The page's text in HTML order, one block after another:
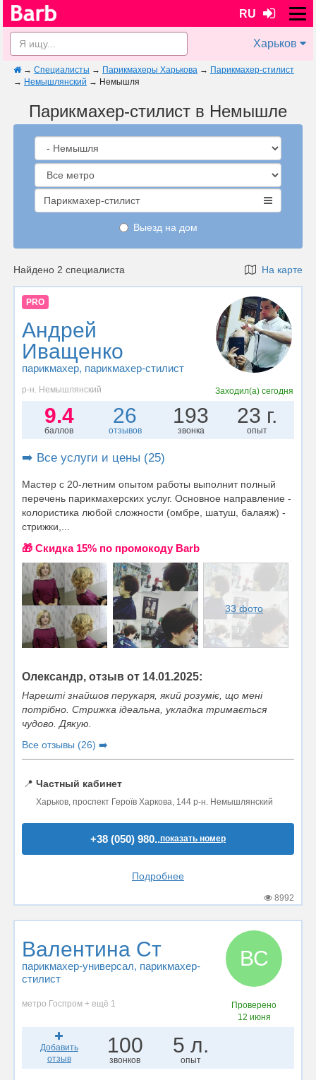
RU
Харьков
→ Специалисты → Парикмахеры Харькова → Парикмахер-стилист
→ Немышлянский → Немышля
Парикмахер-стилист в Немышле
Парикмахер-стилист
Выезд на дом
Найдено 2 специалиста На карте
PRO
Андрей
Иващенко
парикмахер, парикмахер-стилист
р-н. Немышлянский Заходил(а) сегодня
9.4
баллов
26
отзывов
193
звонка
23 г.
опыт
➡️ Все услуги и цены (25)
Мастер с 20-летним опытом работы выполнит полный
перечень парикмахерских услуг. Основное направление -
колористика любой сложности (омбре, шатуш, балаяж) -
стрижки,...
🎁 Cкидка 15% по промокоду Barb
33 фото
Олександр, отзыв от 14.01.2025:
Нарешті знайшов перукаря, який розуміє, що мені
потрібно. Стрижка ідеальна, укладка тримається
чудово. Дякую.
Все отзывы (26) ➡️
📍 Частный кабинет
Харьков, проспект Героїв Харкова, 144 р-н. Немышлянский
+38 (050) 980..показать номер
Подробнее
8992
Валентина Ст
парикмахер-универсал, парикмахер-
стилист
ВС
метро Госпром + ещё 1
Проверено
12 июня
Добавить
отзыв
100
звонков
5 л.
опыт